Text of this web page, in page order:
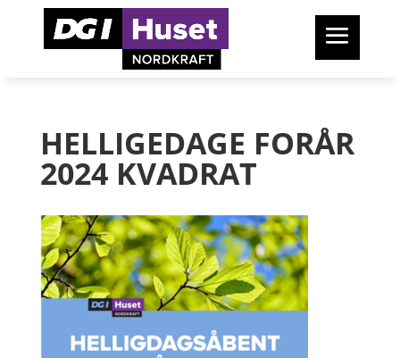
HELLIGEDAGE FORÅR
2024 KVADRAT